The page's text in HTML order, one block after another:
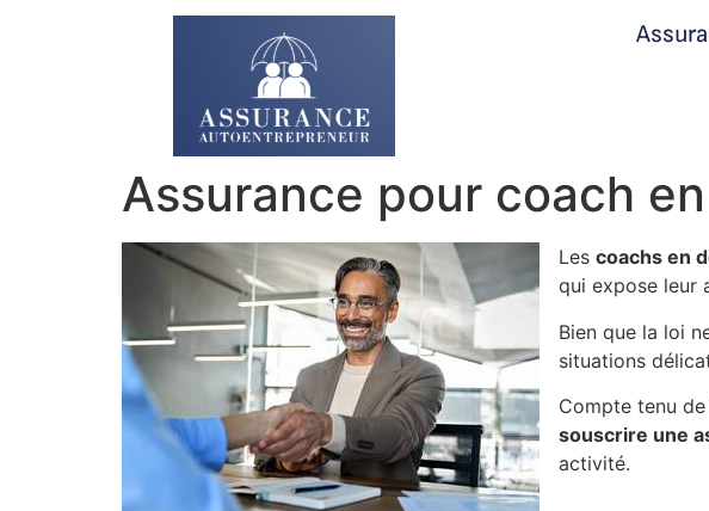
Assurance pour coach
Les coachs en
qui expose leur
Bien que la loi
situations
Compte tenu
souscrire une
activité.